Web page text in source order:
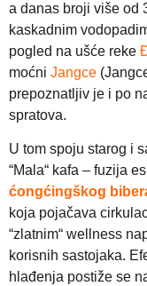
a danas broji više od
kaskadnim
pogled na ušće reke
moćni Jangce
prepoznatljiv je i po
spratova.
U tom spoju starog i
“Mala“ kafa – fuzija
ćongćingškog
koja pojačava
“zlatnim“ wellness
korisnih sastojaka.
hlađenja postiže se